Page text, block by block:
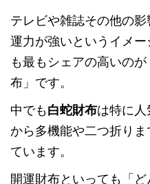
テレビや雑誌その他の
運力が強いというイメ
も最もシェアの高いの
布」です。
中でも白蛇財布は特に人
から多機能や二つ折り
ています。
開運財布といっても「